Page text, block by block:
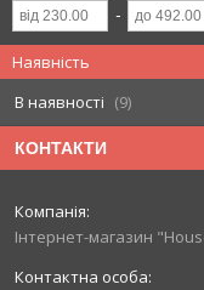
Наявність
В наявності
9
КОНТАКТИ
Інтернет-магазин